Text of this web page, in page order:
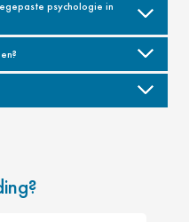
psychologie in